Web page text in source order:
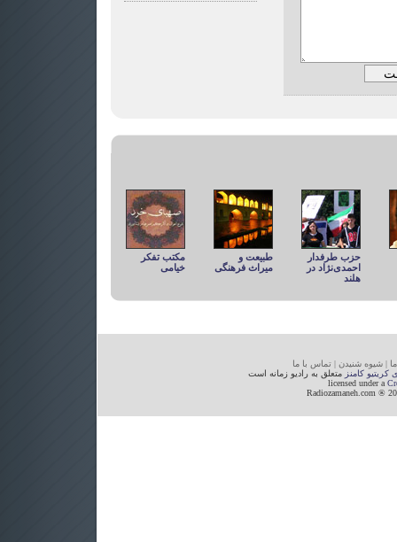
حزب طرفدار
احمدی‌نژاد در
هلند
طبیعت و
میراث فرهنگی
مکتب تفكر
خيامی
|شیوه شنیدن |تماس با ما
کریتیو کامنز متعلق به رادیو زمانه است
licensed under a